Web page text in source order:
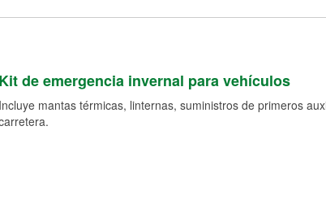
Kit de emergencia invernal para vehículos
Incluye mantas térmicas, linternas, suministros de primeros